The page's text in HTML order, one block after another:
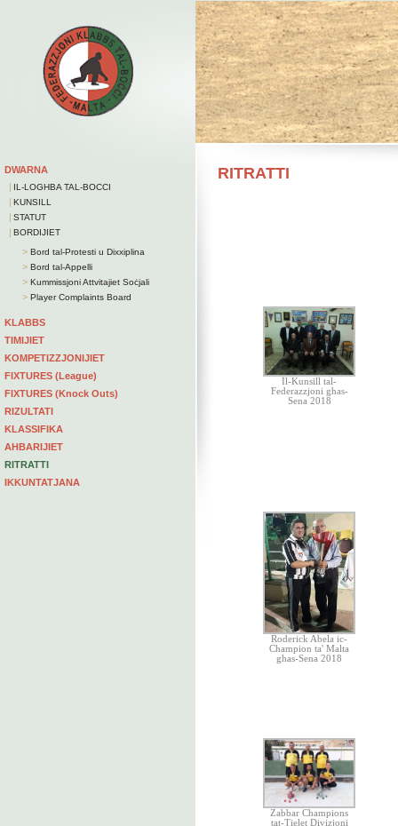
DWARNA
| IL-LOGHBA TAL-BOCCI
| KUNSILL
| STATUT
| BORDIJIET
> Bord tal-Protesti u Dixxiplina
> Bord tal-Appelli
> Kummissjoni Attvitajiet Soċjali
> Player Complaints Board
KLABBS
TIMIJIET
KOMPETIZZJONIJIET
FIXTURES (League)
FIXTURES (Knock Outs)
RIZULTATI
KLASSIFIKA
AHBARIJIET
RITRATTI
IKKUNTATJANA
RITRATTI
Il-Kunsill tal-
Federazzjoni ghas-
Sena 2018
Roderick Abela ic-
Champion ta' Malta
ghas-Sena 2018
Zabbar Champions
tat-Tielet Divizjoni